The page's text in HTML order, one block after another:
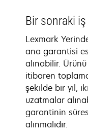
Bir sonraki
Lexmark
ana garantisi
alınabilir.
itibaren
şekilde bir yıl,
uzatmalar
garantinin
alınmalıdır.